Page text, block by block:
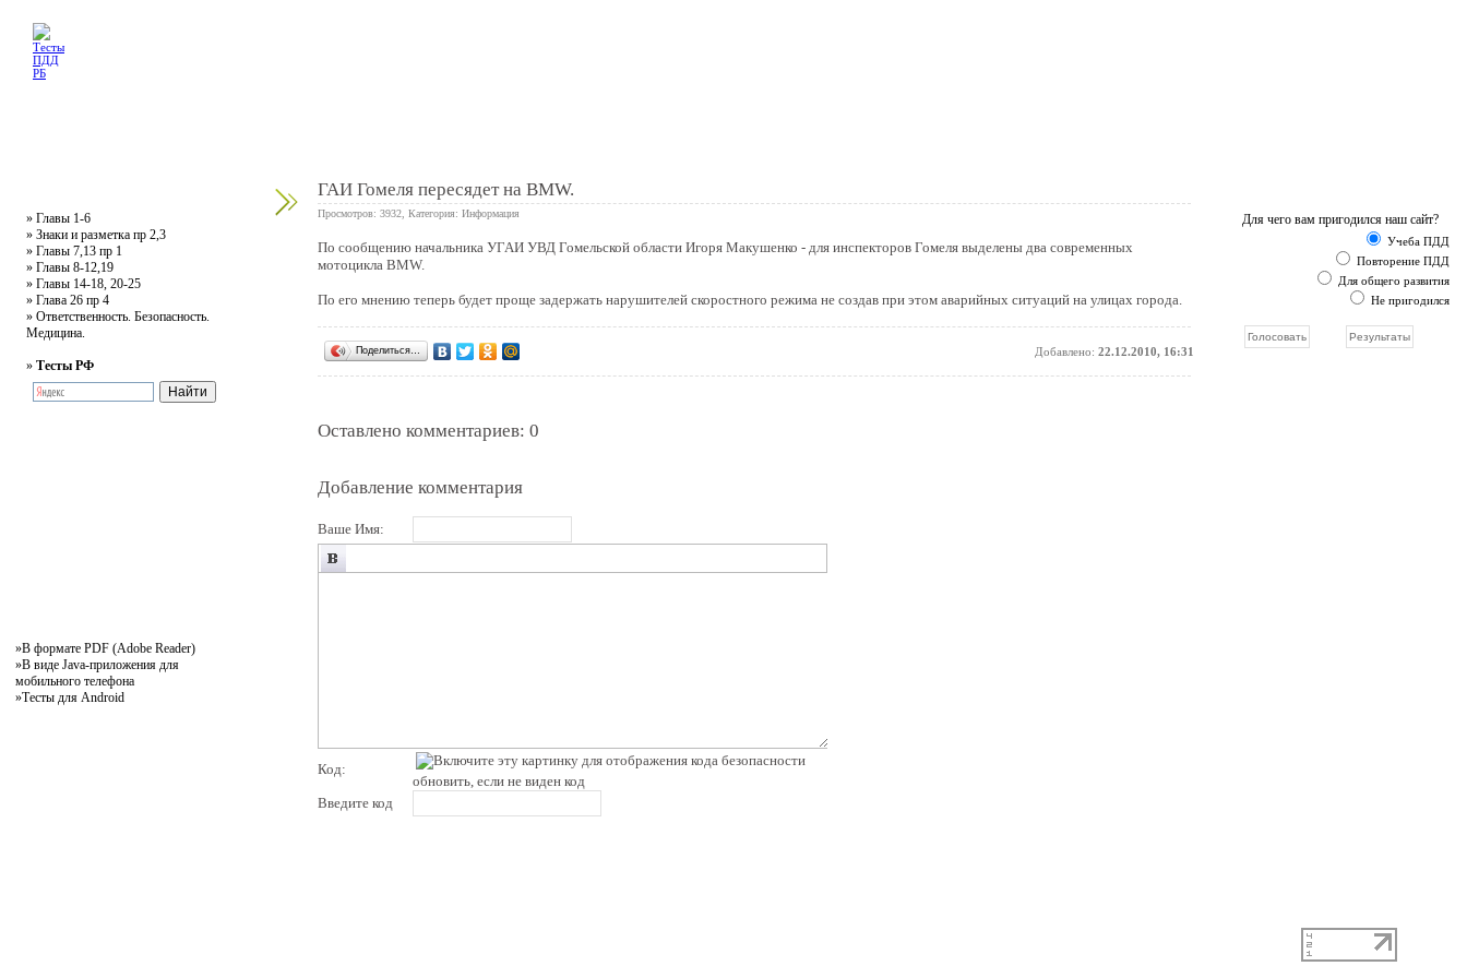
» Главы 1-6
» Знаки и разметка пр 2,3
» Главы 7,13 пр 1
» Главы 8-12,19
» Главы 14-18, 20-25
» Глава 26 пр 4
» Ответственность. Безопасность.
Медицина.
» Тесты РФ
»В формате PDF (Adobe Reader)
»В виде Java-приложения для
мобильного телефона
»Тесты для Android
ГАИ Гомеля пересядет на BMW.
Просмотров: 3932, Категория: Информация
По сообщению начальника УГАИ УВД Гомельской области Игоря Макушенко - для инспекторов Гомеля выделены два современных
мотоцикла BMW.
По его мнению теперь будет проще задержать нарушителей скоростного режима не создав при этом аварийных ситуаций на улицах города.
Поделиться… Добавлено: 22.12.2010, 16:31
Оставлено комментариев: 0
Добавление комментария
Ваше Имя:
Код:
обновить, если не виден код
Введите код
Для чего вам пригодился наш сайт?
Учеба ПДД
Повторение ПДД
Для общего развития
Не пригодился